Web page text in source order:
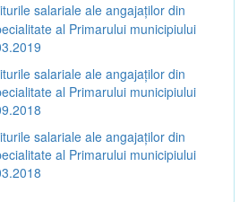
salariale ale angajaților din
al Primarului municipiului
salariale ale angajaților din
al Primarului municipiului
salariale ale angajaților din
al Primarului municipiului